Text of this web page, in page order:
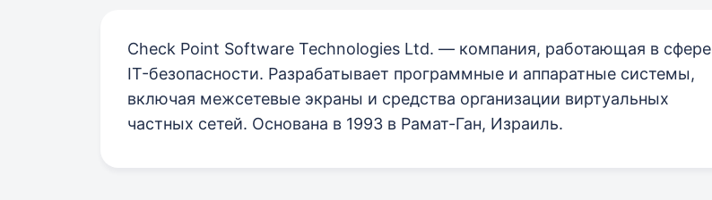
Check Point Software Technologies Ltd. — компания, работающая в сфере
IT-безопасности. Разрабатывает программные и аппаратные системы,
включая межсетевые экраны и средства организации виртуальных
частных сетей. Основана в 1993 в Рамат-Ган, Израиль.